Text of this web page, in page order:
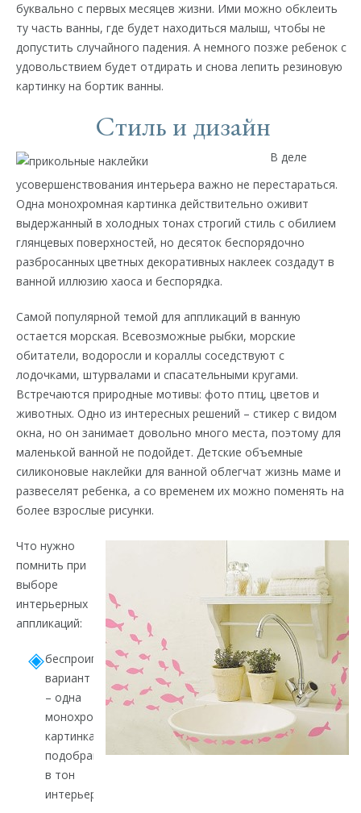
буквально с первых месяцев жизни. Ими можно обклеить
ту часть ванны, где будет находиться малыш, чтобы не
допустить случайного падения. А немного позже ребенок с
удовольствием будет отдирать и снова лепить резиновую
картинку на бортик ванны.
Стиль и дизайн
В деле
усовершенствования интерьера важно не перестараться.
Одна монохромная картинка действительно оживит
выдержанный в холодных тонах строгий стиль с обилием
глянцевых поверхностей, но десяток беспорядочно
разбросанных цветных декоративных наклеек создадут в
ванной иллюзию хаоса и беспорядка.
Самой популярной темой для аппликаций в ванную
остается морская. Всевозможные рыбки, морские
обитатели, водоросли и кораллы соседствуют с
лодочками, штурвалами и спасательными кругами.
Встречаются природные мотивы: фото птиц, цветов и
животных. Одно из интересных решений – стикер с видом
окна, но он занимает довольно много места, поэтому для
маленькой ванной не подойдет. Детские объемные
силиконовые наклейки для ванной облегчат жизнь маме и
развеселят ребенка, а со временем их можно поменять на
более взрослые рисунки.
Что нужно
помнить при
выборе
интерьерных
аппликаций:
беспроигрышный
вариант
– одна
монохромная
картинка,
подобранная
в тон
интерьеру;